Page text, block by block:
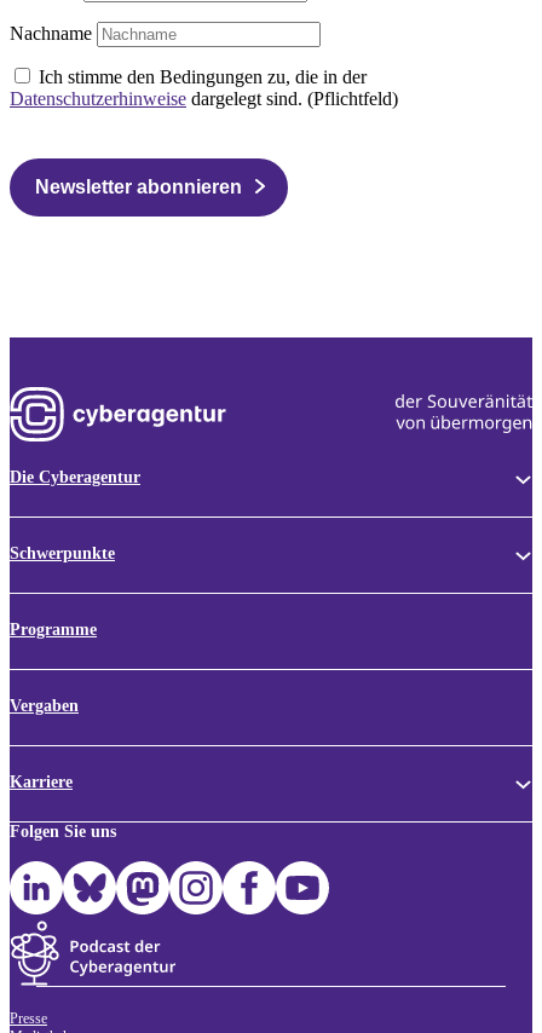
Nachname
Ich stimme den Bedingungen zu, die in der
Datenschutzerhinweise dargelegt sind. (Pflichtfeld)
Newsletter abonnieren
Die Cyberagentur
Schwerpunkte
Programme
Vergaben
Karriere
Folgen Sie uns
Presse